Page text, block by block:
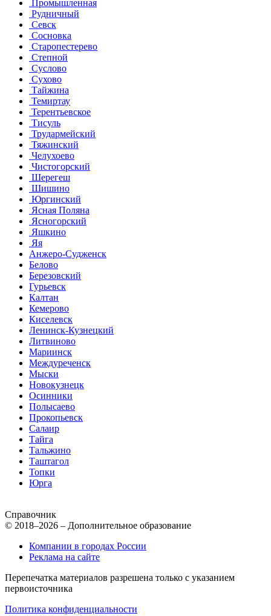
Промышленная
Рудничный
Севск
Сосновка
Старопестерево
Степной
Суслово
Сухово
Тайжина
Темиртау
Терентьевское
Тисуль
Трудармейский
Тяжинский
Челухоево
Чистогорский
Шерегеш
Шишино
Юргинский
Ясная Поляна
Ясногорский
Яшкино
Яя
Анжеро-Судженск
Белово
Березовский
Гурьевск
Калтан
Кемерово
Киселевск
Ленинск-Кузнецкий
Литвиново
Мариинск
Междуреченск
Мыски
Новокузнецк
Осинники
Полысаево
Прокопьевск
Салаир
Тайга
Тальжино
Таштагол
Топки
Юрга
Справочник
© 2018–2026 – Дополнительное образование
Компании в городах России
Реклама на сайте
Перепечатка материалов разрешена только с указанием
первоисточника
Политика конфиденциальности